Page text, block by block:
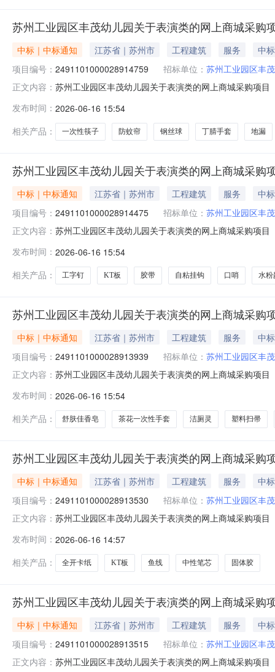
苏州工业园区丰茂幼儿园关于表演类的网上商城采购
中标｜中标通知 江苏省｜苏州市 工程建筑 服务
中
项目编号： 2491101000028914759 招标单位： 苏州工业园区丰
正文内容： 苏州工业园区丰茂幼儿园关于表演类的网上商城采购项
在行政区划名称:苏州市工业园区报价起止时间:-二、采
发布时间： 2026-06-16 15:54
相关产品：
一次性筷子 防蚊帘 钢丝球 丁腈手套 地漏
苏州工业园区丰茂幼儿园关于表演类的网上商城采购
中标｜中标通知 江苏省｜苏州市 工程建筑 服务
中
项目编号： 2491101000028914475 招标单位： 苏州工业园区丰
正文内容： 苏州工业园区丰茂幼儿园关于表演类的网上商城采购项
在行政区划名称:苏州市工业园区报价起止时间:-二、采
发布时间： 2026-06-16 15:54
相关产品：
工字钉 KT板 胶带 自粘挂钩 口哨 水粉
苏州工业园区丰茂幼儿园关于表演类的网上商城采购
中标｜中标通知 江苏省｜苏州市 工程建筑 服务
中
项目编号： 2491101000028913939 招标单位： 苏州工业园区丰
正文内容： 苏州工业园区丰茂幼儿园关于表演类的网上商城采购项
在行政区划名称:苏州市工业园区报价起止时间:-二、采
发布时间： 2026-06-16 15:54
相关产品：
舒肤佳香皂 茶花一次性手套 洁厕灵 塑料扫帚
苏州工业园区丰茂幼儿园关于表演类的网上商城采购
中标｜中标通知 江苏省｜苏州市 工程建筑 服务
中
项目编号： 2491101000028913530 招标单位： 苏州工业园区丰
正文内容： 苏州工业园区丰茂幼儿园关于表演类的网上商城采购项
在行政区划名称:苏州市工业园区报价起止时间:-二、采
发布时间： 2026-06-16 14:57
相关产品：
全开卡纸 KT板 鱼线 中性笔芯 固体胶
苏州工业园区丰茂幼儿园关于表演类的网上商城采购
中标｜中标通知 江苏省｜苏州市 工程建筑 服务
中
项目编号： 2491101000028913515 招标单位： 苏州工业园区丰
正文内容： 苏州工业园区丰茂幼儿园关于表演类的网上商城采购项